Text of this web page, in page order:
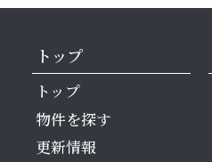
トップ
トップ
物件を探す
更新情報